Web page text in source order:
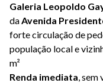
Galeria Leopoldo
daAvenida
forte circulação de
população local e
m²
Renda imediata, sem